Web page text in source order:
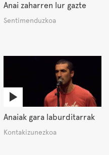
Anai zaharren lur gazte
Sentimenduzkoa
Anaiak gara laburditarrak
Kontakizunezkoa